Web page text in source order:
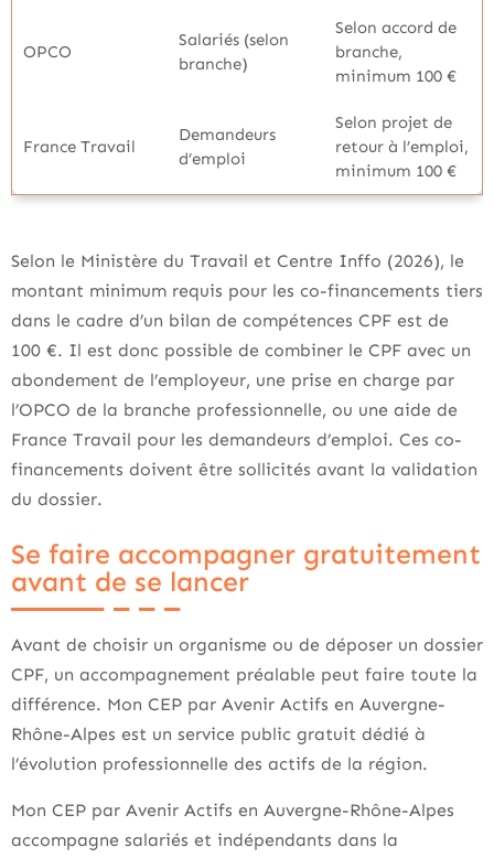
OPCO
Salariés (selon
branche)
Selon accord de
branche,
minimum 100 €
France Travail
Demandeurs
d’emploi
Selon projet de
retour à l’emploi,
minimum 100 €
Selon le Ministère du Travail et Centre Inffo (2026), le
montant minimum requis pour les co-financements tiers
dans le cadre d’un bilan de compétences CPF est de
100 €. Il est donc possible de combiner le CPF avec un
abondement de l’employeur, une prise en charge par
l’OPCO de la branche professionnelle, ou une aide de
France Travail pour les demandeurs d’emploi. Ces co-
financements doivent être sollicités avant la validation
du dossier.
Se faire accompagner gratuitement
avant de se lancer
Avant de choisir un organisme ou de déposer un dossier
CPF, un accompagnement préalable peut faire toute la
différence. Mon CEP par Avenir Actifs en Auvergne-
Rhône-Alpes est un service public gratuit dédié à
l’évolution professionnelle des actifs de la région.
Mon CEP par Avenir Actifs en Auvergne-Rhône-Alpes
accompagne salariés et indépendants dans la